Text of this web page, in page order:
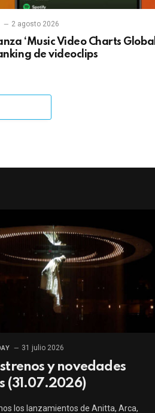
2 agosto 2026
‘Music Video Charts
de videoclips
31 julio 2026
y novedades
(31.07.2026)
los lanzamientos de Anitta, Arca,